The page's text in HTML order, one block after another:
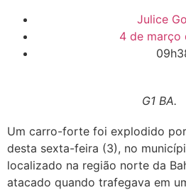
Julice
4 de março
G1 BA.
Um carro-forte foi explodido
desta sexta-feira (3), no
localizado na região norte da
atacado quando trafegava em